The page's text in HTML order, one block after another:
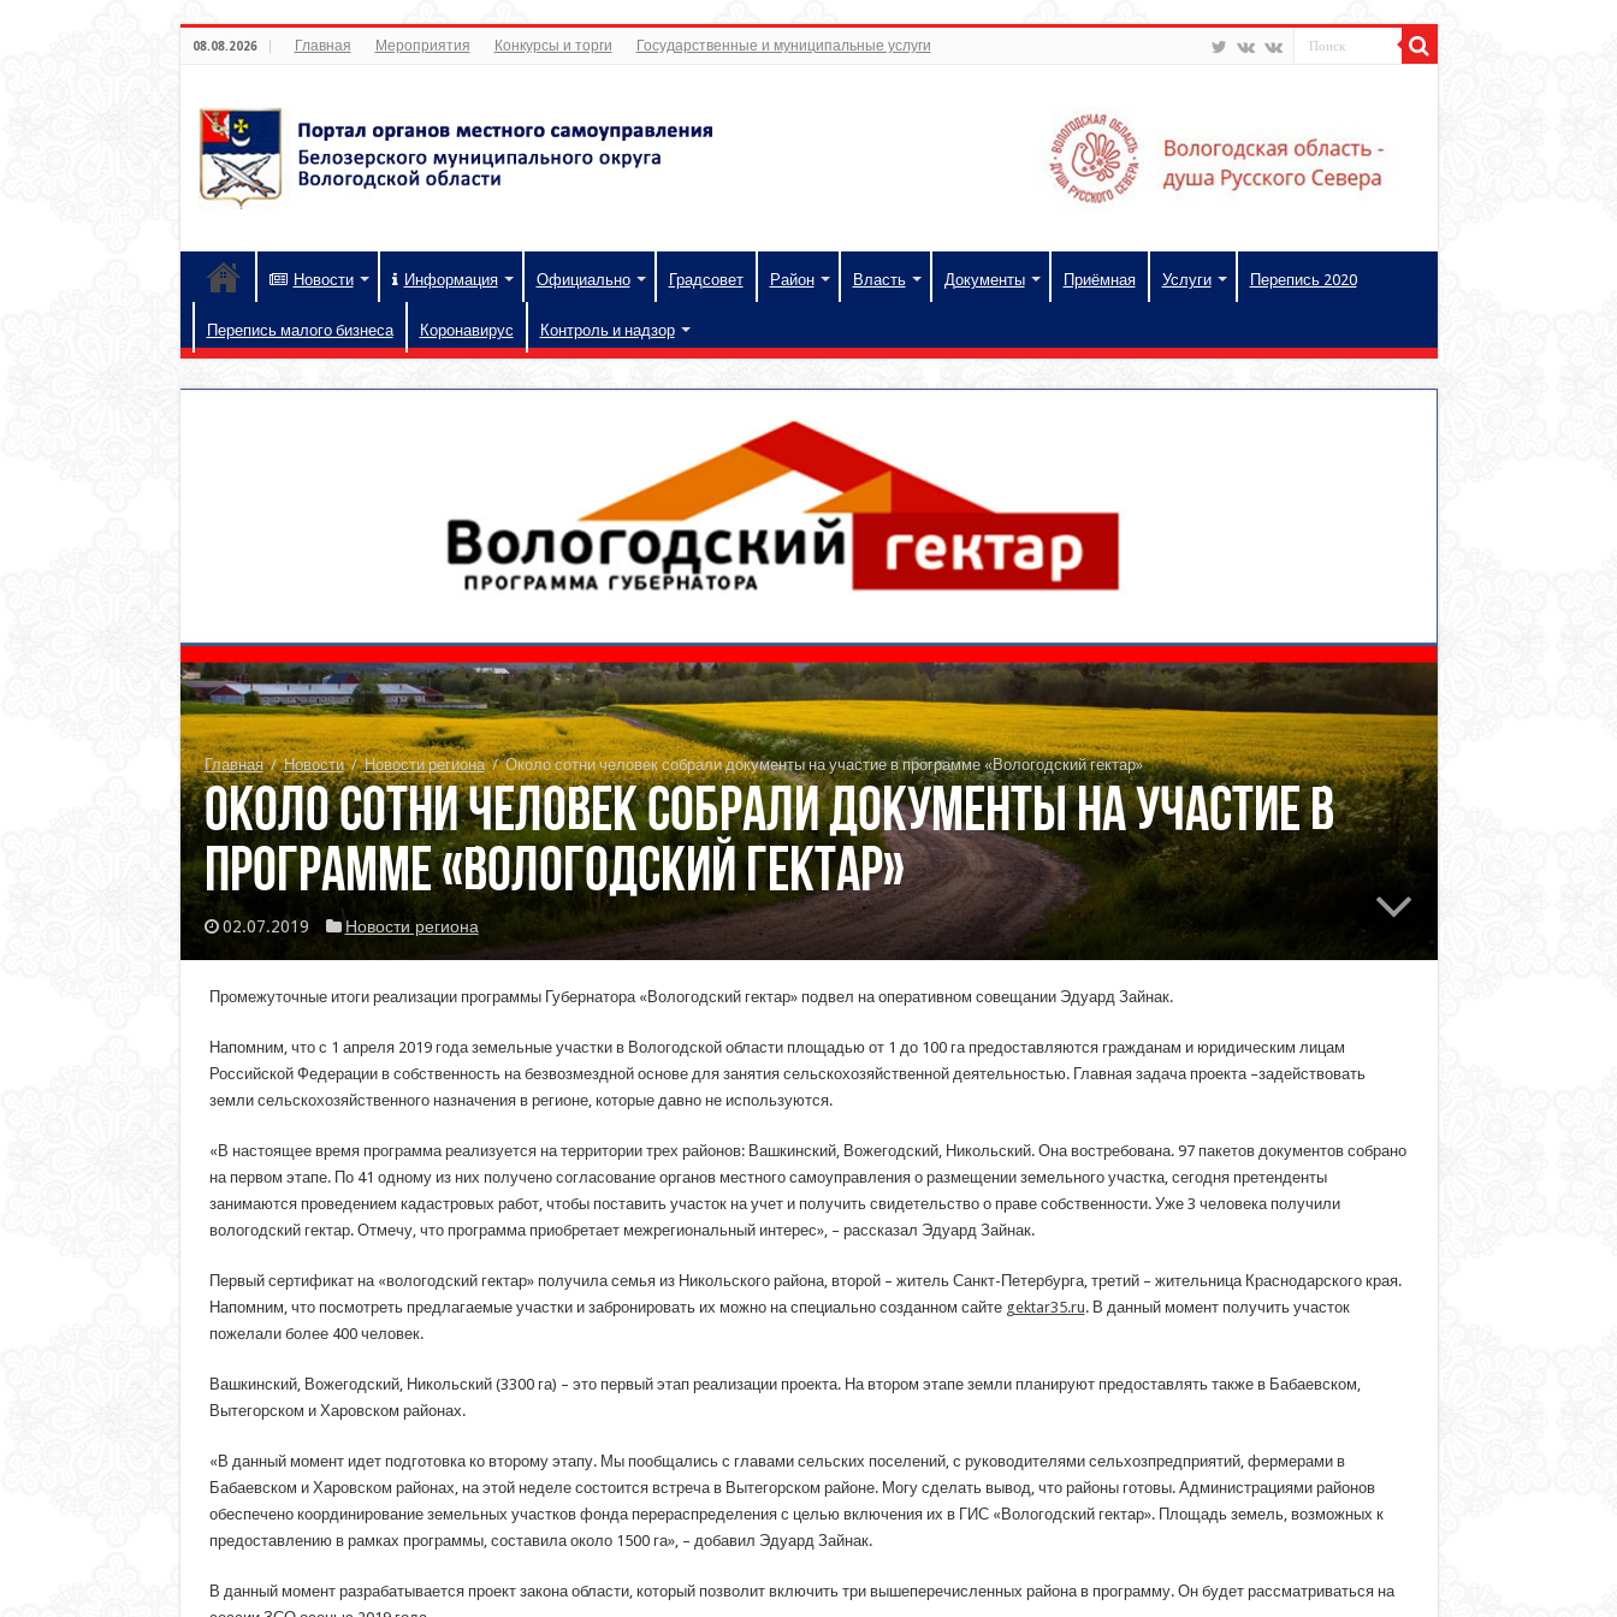
08.08.2026 Главная Мероприятия Конкурсы и торги Государственные и муниципальные услуги
Новости Информация Официально Градсовет Район Власть Документы Приёмная Услуги Перепись 2020
Перепись малого бизнеса Коронавирус Контроль и надзор
Главная / Новости / Новости региона / Около сотни человек собрали документы на участие в программе «Вологодский гектар»
Около сотни человек собрали документы на участие в
программе «Вологодский гектар»
02.07.2019 Новости региона
Промежуточные итоги реализации программы Губернатора «Вологодский гектар» подвел на оперативном совещании Эдуард Зайнак.
Напомним, что с 1 апреля 2019 года земельные участки в Вологодской области площадью от 1 до 100 га предоставляются гражданам и юридическим лицам
Российской Федерации в собственность на безвозмездной основе для занятия сельскохозяйственной деятельностью. Главная задача проекта –задействовать
земли сельскохозяйственного назначения в регионе, которые давно не используются.
«В настоящее время программа реализуется на территории трех районов: Вашкинский, Вожегодский, Никольский. Она востребована. 97 пакетов документов собрано
на первом этапе. По 41 одному из них получено согласование органов местного самоуправления о размещении земельного участка, сегодня претенденты
занимаются проведением кадастровых работ, чтобы поставить участок на учет и получить свидетельство о праве собственности. Уже 3 человека получили
вологодский гектар. Отмечу, что программа приобретает межрегиональный интерес», – рассказал Эдуард Зайнак.
Первый сертификат на «вологодский гектар» получила семья из Никольского района, второй – житель Санкт-Петербурга, третий – жительница Краснодарского края.
Напомним, что посмотреть предлагаемые участки и забронировать их можно на специально созданном сайте gektar35.ru. В данный момент получить участок
пожелали более 400 человек.
Вашкинский, Вожегодский, Никольский (3300 га) – это первый этап реализации проекта. На втором этапе земли планируют предоставлять также в Бабаевском,
Вытегорском и Харовском районах.
«В данный момент идет подготовка ко второму этапу. Мы пообщались с главами сельских поселений, с руководителями сельхозпредприятий, фермерами в
Бабаевском и Харовском районах, на этой неделе состоится встреча в Вытегорском районе. Могу сделать вывод, что районы готовы. Администрациями районов
обеспечено координирование земельных участков фонда перераспределения с целью включения их в ГИС «Вологодский гектар». Площадь земель, возможных к
предоставлению в рамках программы, составила около 1500 га», – добавил Эдуард Зайнак.
В данный момент разрабатывается проект закона области, который позволит включить три вышеперечисленных района в программу. Он будет рассматриваться на